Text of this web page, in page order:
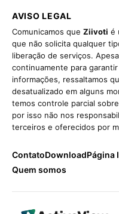
AVISO LEGAL
Comunicamos que Ziivoti é
que não solicita qualquer
liberação de serviços.
continuamente para
informações, ressaltamos
desatualizado em alguns
temos controle parcial
por isso não nos
terceiros e oferecidos por
ContatoDownloadPágina
Quem somos